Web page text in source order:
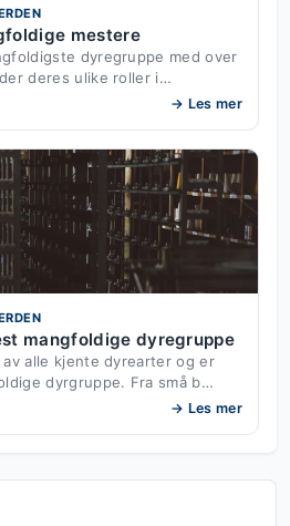
mestere
dyregruppe med over
deres ulike roller i…
→ Les mer
mangfoldige dyregruppe
alle kjente dyrearter og er
dyrgruppe. Fra små b…
→ Les mer